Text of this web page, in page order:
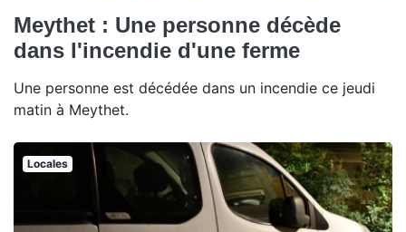
Meythet : Une personne décède
dans l'incendie d'une ferme
Une personne est décédée dans un incendie ce jeudi
matin à Meythet.
Locales